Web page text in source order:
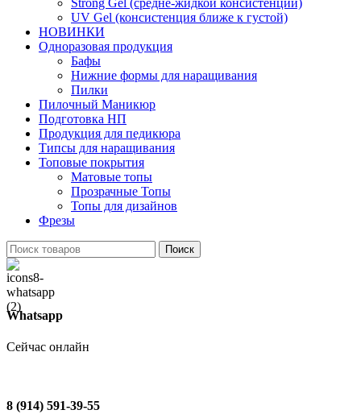
UV Gel (консистенция ближе к густой)
НОВИНКИ
Одноразовая продукция
Бафы
Нижние формы для наращивания
Пилки
Пилочный Маникюр
Подготовка НП
Продукция для педикюра
Типсы для наращивания
Топовые покрытия
Матовые топы
Прозрачные Топы
Топы для дизайнов
Фрезы
Поиск
Whatsapp
Сейчас онлайн
8 (914) 591-39-55